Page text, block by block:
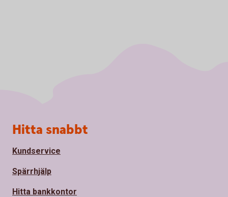
Sidfot
Hitta snabbt
Kundservice
Spärrhjälp
Hitta bankkontor